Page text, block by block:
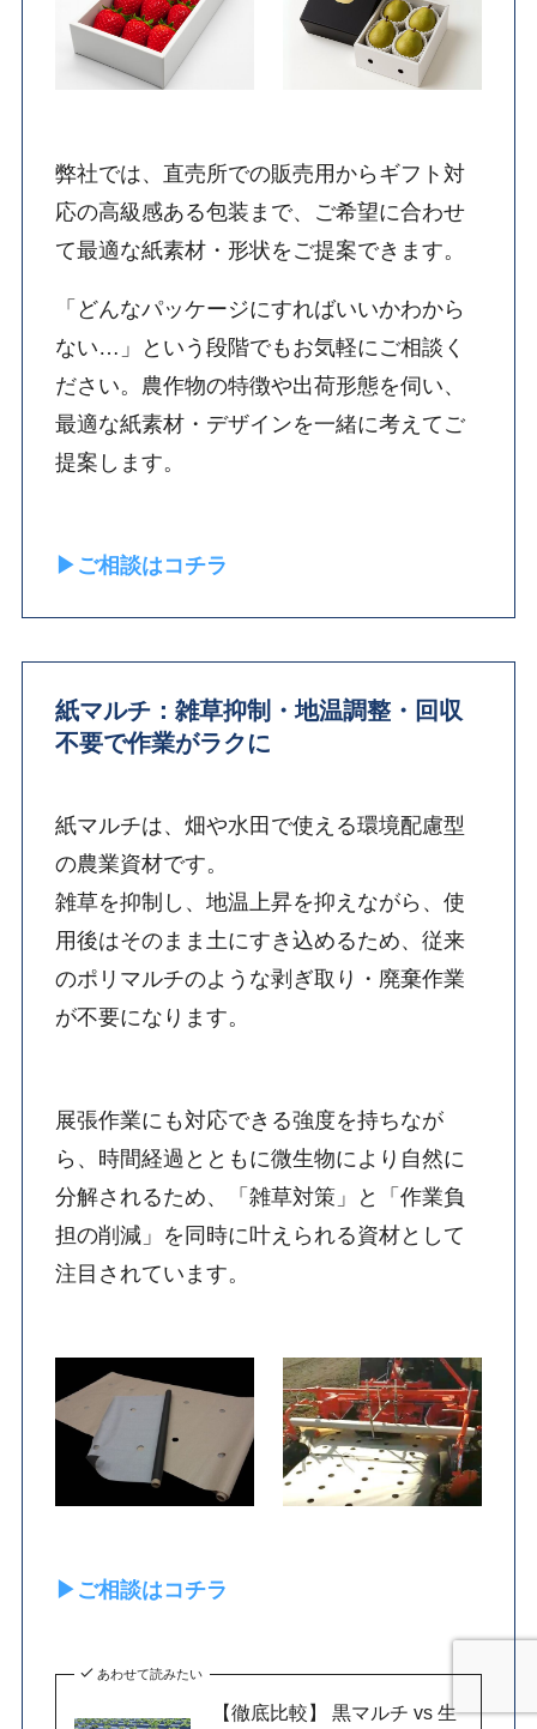
弊社では、直売所での販売用からギフト対
応の高級感ある包装まで、ご希望に合わせ
て最適な紙素材・形状をご提案できます。
「どんなパッケージにすればいいかわから
ない…」という段階でもお気軽にご相談く
ださい。農作物の特徴や出荷形態を伺い、
最適な紙素材・デザインを一緒に考えてご
提案します。
▶ご相談はコチラ
紙マルチ：雑草抑制・地温調整・回収
不要で作業がラクに
紙マルチは、畑や水田で使える環境配慮型
の農業資材です。
雑草を抑制し、地温上昇を抑えながら、使
用後はそのまま土にすき込めるため、従来
のポリマルチのような剥ぎ取り・廃棄作業
が不要になります。
展張作業にも対応できる強度を持ちなが
ら、時間経過とともに微生物により自然に
分解されるため、「雑草対策」と「作業負
担の削減」を同時に叶えられる資材として
注目されています。
▶ご相談はコチラ
あわせて読みたい
【徹底比較】 黒マルチ vs 生